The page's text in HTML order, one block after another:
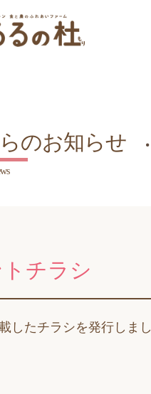
のお知らせ
チラシ
したチラシを発行しまし